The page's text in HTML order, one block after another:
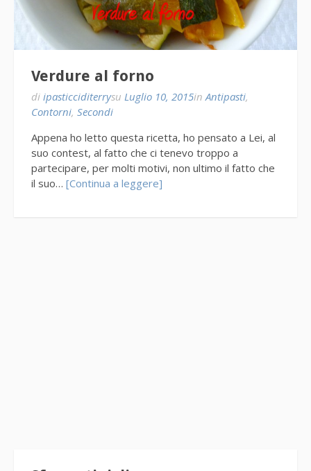
Verdure al forno
di ipasticciditerrysu Luglio 10, 2015inAntipasti,
Contorni, Secondi
Appena ho letto questa ricetta, ho pensato a Lei, al
suo contest, al fatto che ci tenevo troppo a
partecipare, per molti motivi, non ultimo il fatto che
il suo… [Continua a leggere]